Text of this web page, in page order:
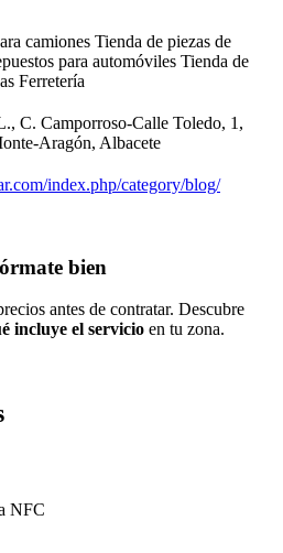
camiones Tienda de piezas de
para automóviles Tienda de
Ferretería
C. Camporroso-Calle Toledo, 1,
Aragón, Albacete
index.php/category/blog/
bien
antes de contratar. Descubre
incluye el servicio en tu zona.
NFC